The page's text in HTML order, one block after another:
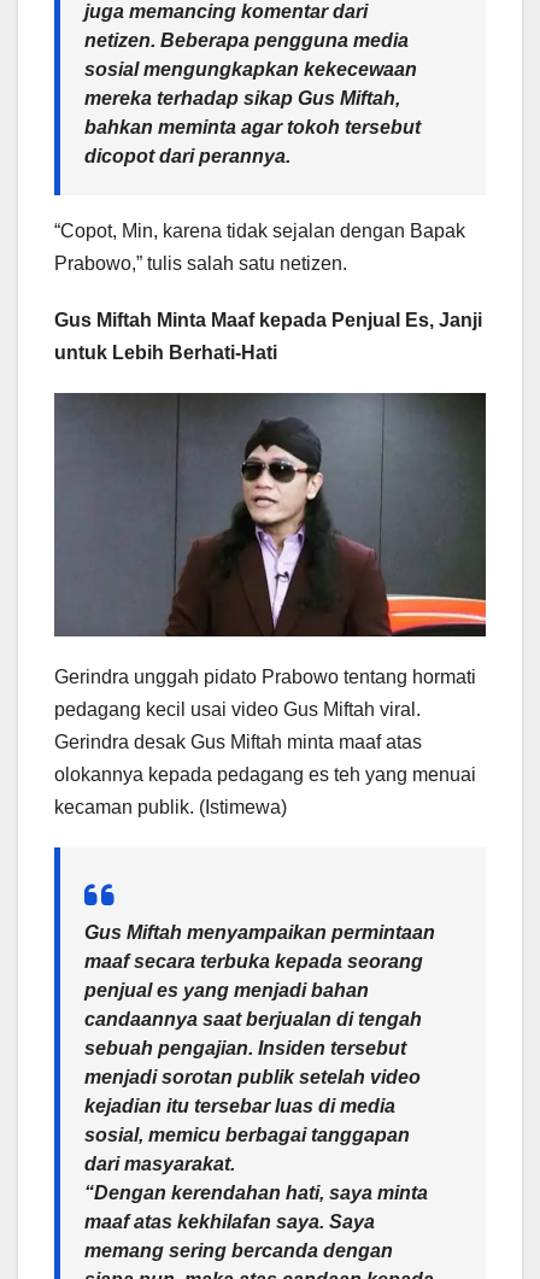
juga memancing komentar dari
netizen. Beberapa pengguna media
sosial mengungkapkan kekecewaan
mereka terhadap sikap Gus Miftah,
bahkan meminta agar tokoh tersebut
dicopot dari perannya.
“Copot, Min, karena tidak sejalan dengan Bapak
Prabowo,” tulis salah satu netizen.
Gus Miftah Minta Maaf kepada Penjual Es, Janji
untuk Lebih Berhati-Hati
Gerindra unggah pidato Prabowo tentang hormati
pedagang kecil usai video Gus Miftah viral.
Gerindra desak Gus Miftah minta maaf atas
olokannya kepada pedagang es teh yang menuai
kecaman publik. (Istimewa)
Gus Miftah menyampaikan permintaan
maaf secara terbuka kepada seorang
penjual es yang menjadi bahan
candaannya saat berjualan di tengah
sebuah pengajian. Insiden tersebut
menjadi sorotan publik setelah video
kejadian itu tersebar luas di media
sosial, memicu berbagai tanggapan
dari masyarakat.
“Dengan kerendahan hati, saya minta
maaf atas kekhilafan saya. Saya
memang sering bercanda dengan